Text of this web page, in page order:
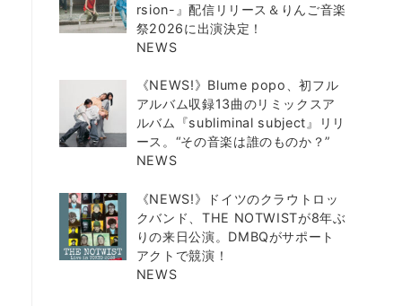
rsion-』配信リリース＆りんご音楽
祭2026に出演決定！
NEWS
《NEWS!》Blume popo、初フル
アルバム収録13曲のリミックスア
ルバム『subliminal subject』リリ
ース。“その音楽は誰のものか？”
NEWS
《NEWS!》ドイツのクラウトロッ
クバンド、THE NOTWISTが8年ぶ
りの来日公演。DMBQがサポート
アクトで競演！
NEWS